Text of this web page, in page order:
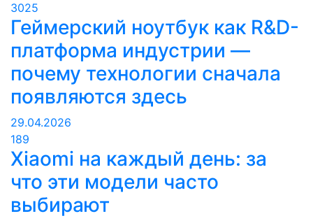
3025
Геймерский ноутбук как R&D-
платформа индустрии —
почему технологии сначала
появляются здесь
29.04.2026
189
Xiaomi на каждый день: за
что эти модели часто
выбирают